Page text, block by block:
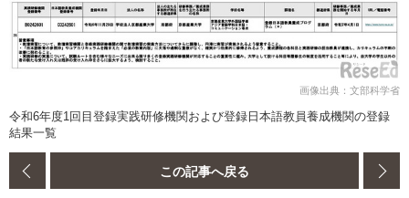
画像出典：文部科学省
令和6年度1回目登録実践研修機関および登録日本語教員養成機関の登録
結果一覧
この記事へ戻る